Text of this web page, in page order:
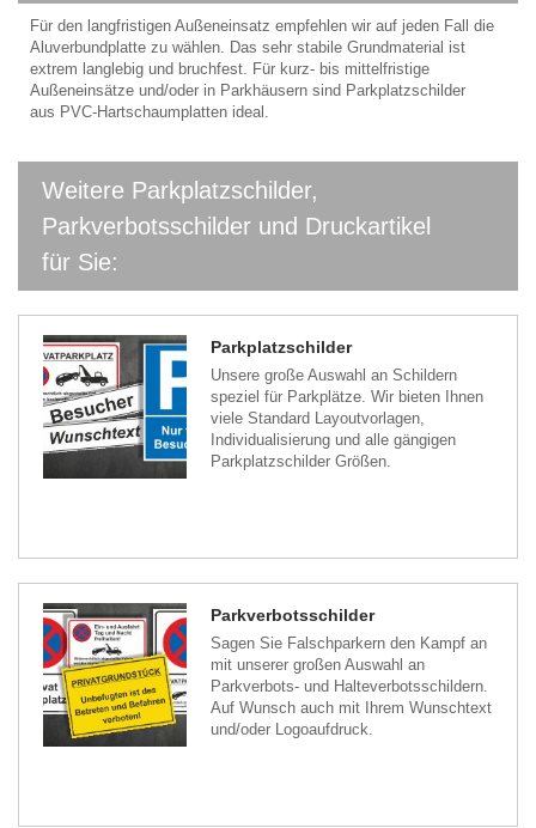
Für den langfristigen Außeneinsatz empfehlen wir auf jeden Fall die
Aluverbundplatte zu wählen. Das sehr stabile Grundmaterial ist
extrem langlebig und bruchfest. Für kurz- bis mittelfristige
Außeneinsätze und/oder in Parkhäusern sind Parkplatzschilder
aus PVC-Hartschaumplatten ideal.
Weitere Parkplatzschilder,
Parkverbotsschilder und Druckartikel
für Sie:
Parkplatzschilder
Unsere große Auswahl an Schildern
speziel für Parkplätze. Wir bieten Ihnen
viele Standard Layoutvorlagen,
Individualisierung und alle gängigen
Parkplatzschilder Größen.
Parkverbotsschilder
Sagen Sie Falschparkern den Kampf an
mit unserer großen Auswahl an
Parkverbots- und Halteverbotsschildern.
Auf Wunsch auch mit Ihrem Wunschtext
und/oder Logoaufdruck.